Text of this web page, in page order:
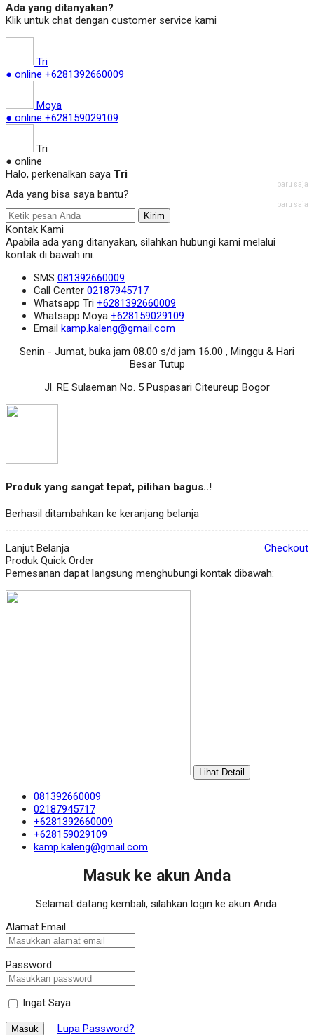
Ada yang ditanyakan?
Klik untuk chat dengan customer service kami
Tri
● online +6281392660009
Moya
● online +628159029109
Tri
● online
Halo, perkenalkan saya Tri
baru saja
Ada yang bisa saya bantu?
baru saja
Kirim
Kontak Kami
Apabila ada yang ditanyakan, silahkan hubungi kami melalui
kontak di bawah ini.
SMS 081392660009
Call Center 02187945717
Whatsapp Tri +6281392660009
Whatsapp Moya +628159029109
Email kamp.kaleng@gmail.com
Senin - Jumat, buka jam 08.00 s/d jam 16.00 , Minggu & Hari
Besar Tutup
Jl. RE Sulaeman No. 5 Puspasari Citeureup Bogor
Produk yang sangat tepat, pilihan bagus..!
Berhasil ditambahkan ke keranjang belanja
Lanjut Belanja
Checkout
Produk Quick Order
Pemesanan dapat langsung menghubungi kontak dibawah:
Lihat Detail
081392660009
02187945717
+6281392660009
+628159029109
kamp.kaleng@gmail.com
Masuk ke akun Anda
Selamat datang kembali, silahkan login ke akun Anda.
Alamat Email
Password
Ingat Saya
Masuk Lupa Password?